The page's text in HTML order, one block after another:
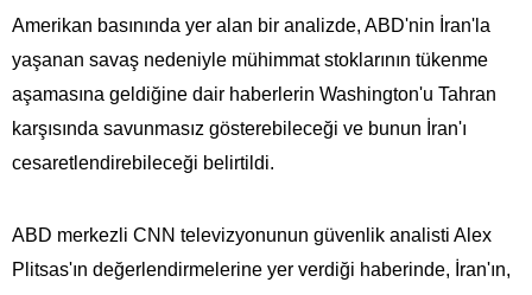
Amerikan basınında yer alan bir analizde, ABD'nin İran'la
yaşanan savaş nedeniyle mühimmat stoklarının tükenme
aşamasına geldiğine dair haberlerin Washington'u Tahran
karşısında savunmasız gösterebileceği ve bunun İran'ı
cesaretlendirebileceği belirtildi.
ABD merkezli CNN televizyonunun güvenlik analisti Alex
Plitsas'ın değerlendirmelerine yer verdiği haberinde, İran'ın,